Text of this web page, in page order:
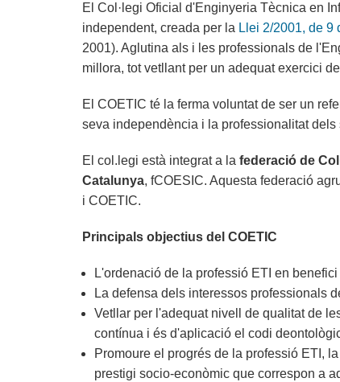
El Col·legi Oficial d'Enginyeria Tècnica en
independent, creada per la Llei 2/2001, de 9
2001). Aglutina als i les professionals de
millora, tot vetllant per un adequat exercici
El COETIC té la ferma voluntat de ser un
seva independència i la professionalitat dels
El col.legi està integrat a la federació de
Catalunya, fCOESIC. Aquesta federació
i COETIC.
Principals objectius del COETIC
L'ordenació de la professió ETI en
La defensa dels interessos professionals
Vetllar per l'adequat nivell de qualitat de
contínua i és d'aplicació el codi
Promoure el progrés de la professió ETI,
prestigi socio-econòmic que correspon a